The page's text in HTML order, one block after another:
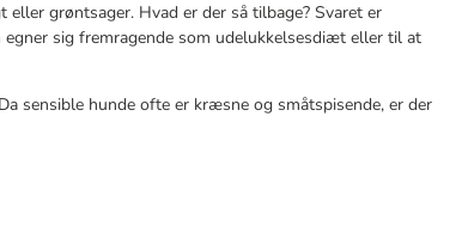
grøntsager. Hvad er der så tilbage? Svaret er
sig fremragende som udelukkelsesdiæt eller til at
sensible hunde ofte er kræsne og småtspisende, er der